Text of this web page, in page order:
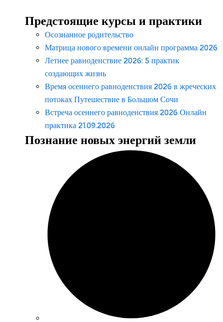
Предстоящие курсы и практики
Осознанное родительство
Матрица нового времени онлайн программа 2026
Летнее равноденствие 2026: 5 практик
создающих жизнь
Время осеннего равноденствия 2026 в жреческих
потоках Путешествие в Большом Сочи
Встреча осеннего равноденствия 2026 Онлайн
практика 21.09.2026
Познание новых энергий земли